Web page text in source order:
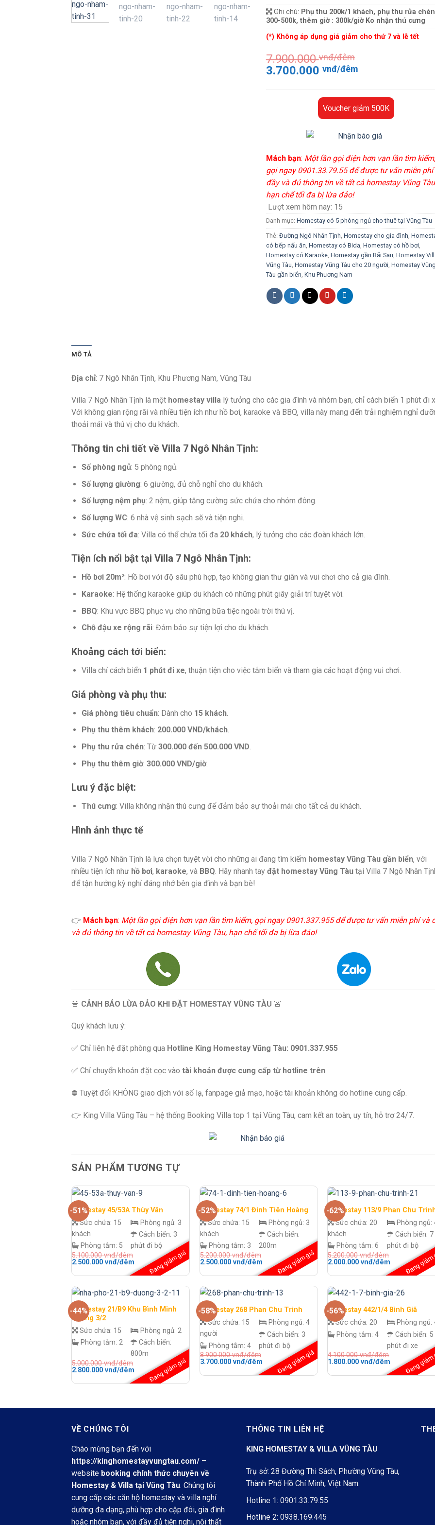
Ghi chú: Phụ thu 200k/1 khách, phụ thu rửa chén
300-500k, thêm giờ : 300k/giờ Ko nhận thú cưng
(*) Không áp dụng giá giảm cho thứ 7 và lễ tết
7.900.000vnđ/đêm
Giá
7.900.000 vnđ/
3.700.000 vnđ/đêmGiá
là:
3.700.000
Voucher giảm 500K
Mách bạn: Một lần gọi điện hơn vạn lần tìm kiếm,
gọi ngay 0901.33.79.55 để được tư vấn miễn phí
đầy và đủ thông tin về tất cả homestay Vũng
hạn chế tối đa bị lừa đảo!
Lượt xem hôm nay: 15
Danh mục: Homestay có 5 phòng ngủ cho thuê tại Vũng Tàu
Thẻ: Đường Ngô Nhân Tịnh Homestay cho gia đình
có bếp nấu ăn Homestay có Bida Homestay có hồ bơi
Homestay có Karaoke, Homestay gần Bãi Sau Homestay
Vũng Tàu Homestay Vũng Tàu cho 20 người Homestay
Tàu gần biển Khu Phương Nam
MÔ TẢ
Địa chỉ: 7 Ngô Nhân Tịnh, Khu Phương Nam, Vũng Tàu
Villa 7 Ngô Nhân Tịnh là một homestay villa lý tưởng cho các gia đình và nhóm bạn, chỉ cách biển 1 phút đi
Với không gian rộng rãi và nhiều tiện ích như hồ bơi, karaoke và BBQ, villa này mang đến trải nghiệm nghỉ
thoải mái và thú vị cho du khách.
Thông tin chi tiết về Villa 7 Ngô Nhân Tịnh:
Số phòng ngủ: 5 phòng ngủ.
Số lượng giường: 6 giường, đủ chỗ nghỉ cho du khách.
Số lượng nệm phụ: 2 nệm, giúp tăng cường sức chứa cho nhóm đông.
Số lượng WC: 6 nhà vệ sinh sạch sẽ và tiện nghi.
Sức chứa tối đa: Villa có thể chứa tối đa 20 khách, lý tưởng cho các đoàn khách lớn.
Tiện ích nổi bật tại Villa 7 Ngô Nhân Tịnh:
Hồ bơi 20m²: Hồ bơi với độ sâu phù hợp, tạo không gian thư giãn và vui chơi cho cả gia đình.
Karaoke: Hệ thống karaoke giúp du khách có những phút giây giải trí tuyệt vời.
BBQ: Khu vực BBQ phục vụ cho những bữa tiệc ngoài trời thú vị.
Chỗ đậu xe rộng rãi: Đảm bảo sự tiện lợi cho du khách.
Khoảng cách tới biển:
Villa chỉ cách biển 1 phút đi xe, thuận tiện cho việc tắm biển và tham gia các hoạt động vui chơi.
Giá phòng và phụ thu:
Giá phòng tiêu chuẩn: Dành cho 15 khách.
Phụ thu thêm khách: 200.000 VND/khách.
Phụ thu rửa chén: Từ 300.000 đến 500.000 VND.
Phụ thu thêm giờ: 300.000 VND/giờ.
Lưu ý đặc biệt:
Thú cưng: Villa không nhận thú cưng để đảm bảo sự thoải mái cho tất cả du khách.
Hình ảnh thực tế
Villa 7 Ngô Nhân Tịnh là lựa chọn tuyệt vời cho những ai đang tìm kiếm homestay Vũng Tàu gần biển, với
nhiều tiện ích như hồ bơi, karaoke, và BBQ. Hãy nhanh tay đặt homestay Vũng Tàu tại Villa 7 Ngô Nhân
để tận hưởng kỳ nghỉ đáng nhớ bên gia đình và bạn bè!
👉 Mách bạn: Một lần gọi điện hơn vạn lần tìm kiếm, gọi ngay 0901.337.955 để được tư vấn miễn phí và
và đủ thông tin về tất cả homestay Vũng Tàu, hạn chế tối đa bị lừa đảo!
🚨 CẢNH BÁO LỪA ĐẢO KHI ĐẶT HOMESTAY VŨNG TÀU 🚨
Quý khách lưu ý:
✅ Chỉ liên hệ đặt phòng qua Hotline King Homestay Vũng Tàu: 0901.337.955
✅ Chỉ chuyển khoản đặt cọc vào tài khoản được cung cấp từ hotline trên
⛔️ Tuyệt đối KHÔNG giao dịch với số lạ, fanpage giả mạo, hoặc tài khoản không do hotline cung cấp.
👉 King Villa Vũng Tàu – hệ thống Booking Villa top 1 tại Vũng Tàu, cam kết an toàn, uy tín, hỗ trợ 24/7.
SẢN PHẨM TƯƠNG TỰ
-51%
Homestay 45/53A Thùy Vân
Sức chứa: 15
khách
Phòng tắm: 5
Phòng ngủ: 3
Cách biển: 3
phút đi bộ
Đang giảm giá
5.100.000vnđ/đêm
Giá
là:
đêm.
2.500.000 vnđ/đêmGiá
hiện
tại
2.500.000 vnđ/
đêm.
-52%
Homestay 74/1 Đinh Tiên Hoàng
Sức chứa: 15
khách
Phòng tắm: 3
Phòng ngủ: 3
Cách biển:
200m
Đang giảm giá
5.200.000vnđ/đêm
Giá
là:
đêm.
2.500.000 vnđ/đêmGiá
hiện
tại
2.500.000 vnđ/
đêm.
-62%
Homestay 113/9 Phan Chu
Sức chứa:20
khách
Phòng tắm:6
Phòng ngủ:
Cách biển: 7
phút đi bộ
Đang
5.200.000vnđ/đêm
Giá
là:
đêm.
2.000.000vnđ/đêm
hiện
tại
2.000.000
đêm.
-44%
Homestay 21/B9 Khu Bình Minh
Đường 3/2
Sức chứa: 15
Phòng tắm: 2
Phòng ngủ: 2
Cách biển:
800m
Đang giảm giá
5.000.000vnđ/đêm
Giá
là:
2.800.000 vnđ/đêmGiá
hiện
tại
-58%
Homestay 268 Phan Chu Trinh
Sức chứa: 15
người
Phòng tắm: 4
Phòng ngủ: 4
Cách biển: 3
phút đi bộ
Đang giảm giá
8.900.000vnđ/đêm
Giá
là:
3.700.000 vnđ/đêmGiá
hiện
tại
-56%
Homestay 442/1/4 Bình Giã
Sức chứa:20
Phòng tắm:4
Phòng ngủ:
Cách biển: 5
phút đi xe
Đang
4.100.000vnđ/đêm
Giá
là:
1.800.000vnđ/đêm
hiện
tại
VỀ CHÚNG TÔI
Chào mừng bạn đến với
https://kinghomestayvungtau.com/ –
website booking chính thức chuyên về
Homestay & Villa tại Vũng Tàu. Chúng tôi
cung cấp các căn hộ homestay và villa nghỉ
dưỡng đa dạng, phù hợp cho cặp đôi, gia đình
hoặc nhóm bạn, với đầy đủ tiện nghi, nội thất
THÔNG TIN LIÊN HỆ
KING HOMESTAY & VILLA VŨNG TÀU
Trụ sở: 28 Đường Thi Sách, Phường Vũng Tàu,
Thành Phố Hồ Chí Minh, Việt Nam.
Hotline 1: 0901.33.79.55
Hotline 2: 0938.169.445